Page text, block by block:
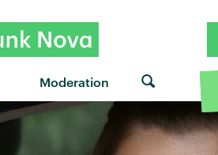
Moderation
Wall" von Gracie Abrams · "Hit the